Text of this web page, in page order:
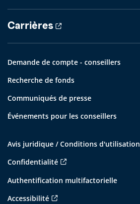
Carrières
Demande de compte - conseillers
Recherche de fonds
Communiqués de presse
Événements pour les conseillers
Avis juridique / Conditions d'utilisation
Confidentialité
Authentification multifactorielle
Accessibilité